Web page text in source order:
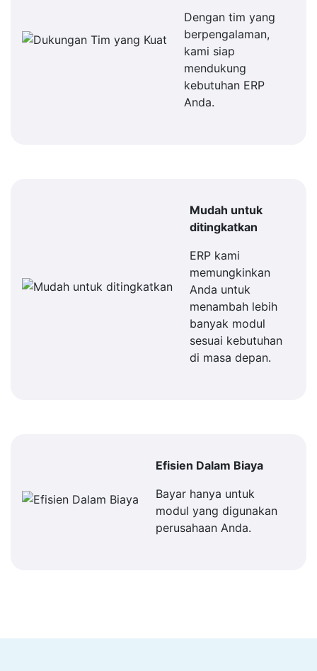
Dengan tim yang
berpengalaman,
kami siap
mendukung
kebutuhan ERP
Anda.
Mudah untuk
ditingkatkan
ERP kami
memungkinkan
Anda untuk
menambah lebih
banyak modul
sesuai kebutuhan
di masa depan.
Efisien Dalam Biaya
Bayar hanya untuk
modul yang digunakan
perusahaan Anda.